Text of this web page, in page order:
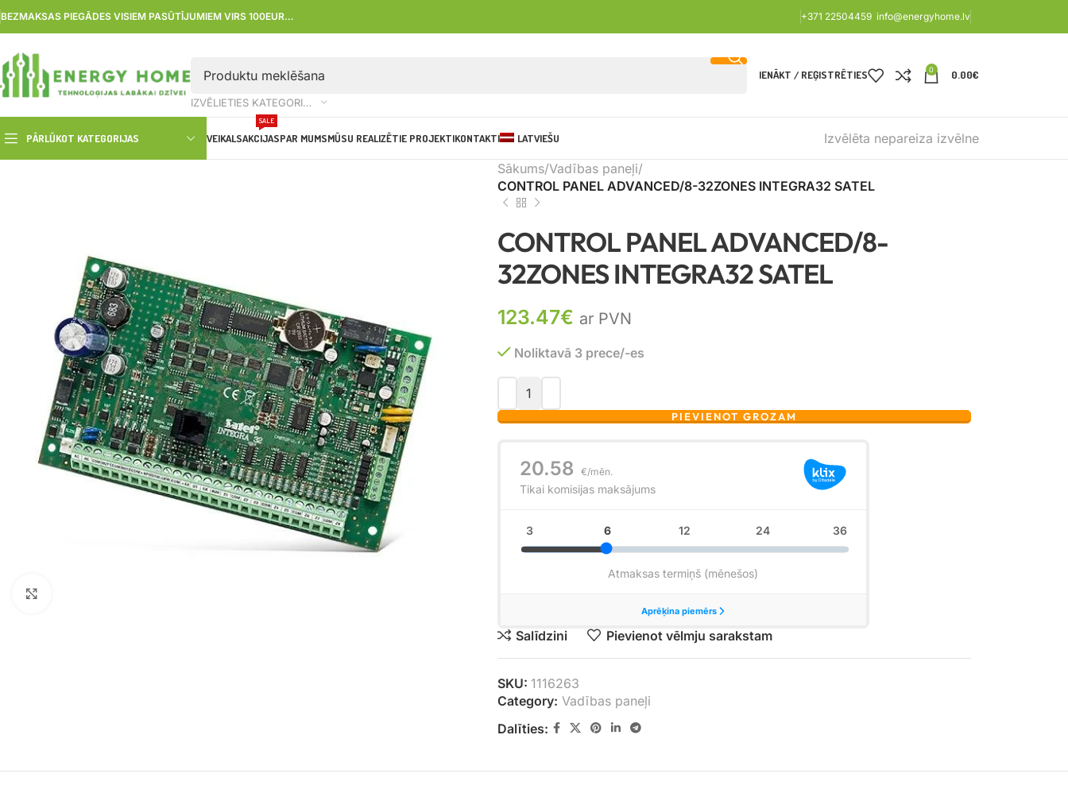
BEZMAKSAS PIEGĀDES VISIEM PASŪTĪJUMIEM VIRS 100EUR… +371 22504459 info@energyhome.lv
IZVĒLIETIES KATEGORIJU
IENĀKT / REĢISTRĒTIES 0 0.00€
PĀRLŪKOT KATEGORIJAS VEIKALSAKCIJAS
SALE
PAR MUMSMŪSU REALIZĒTIE PROJEKTIKONTAKTI LATVIEŠU Izvēlēta nepareiza izvēlne
Sākums Vadības paneļi
CONTROL PANEL ADVANCED/8-32ZONES INTEGRA32 SATEL
CONTROL PANEL ADVANCED/8-
32ZONES INTEGRA32 SATEL
123.47€ ar PVN
Noliktavā 3 prece/-es
PIEVIENOT GROZAM
Salīdzini Pievienot vēlmju sarakstam
SKU: 1116263
Category: Vadības paneļi
Dalīties: